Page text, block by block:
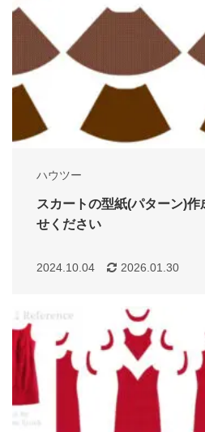
ハウツー
スカートの型紙(パターン)
せください
2024.10.04 2026.01.30